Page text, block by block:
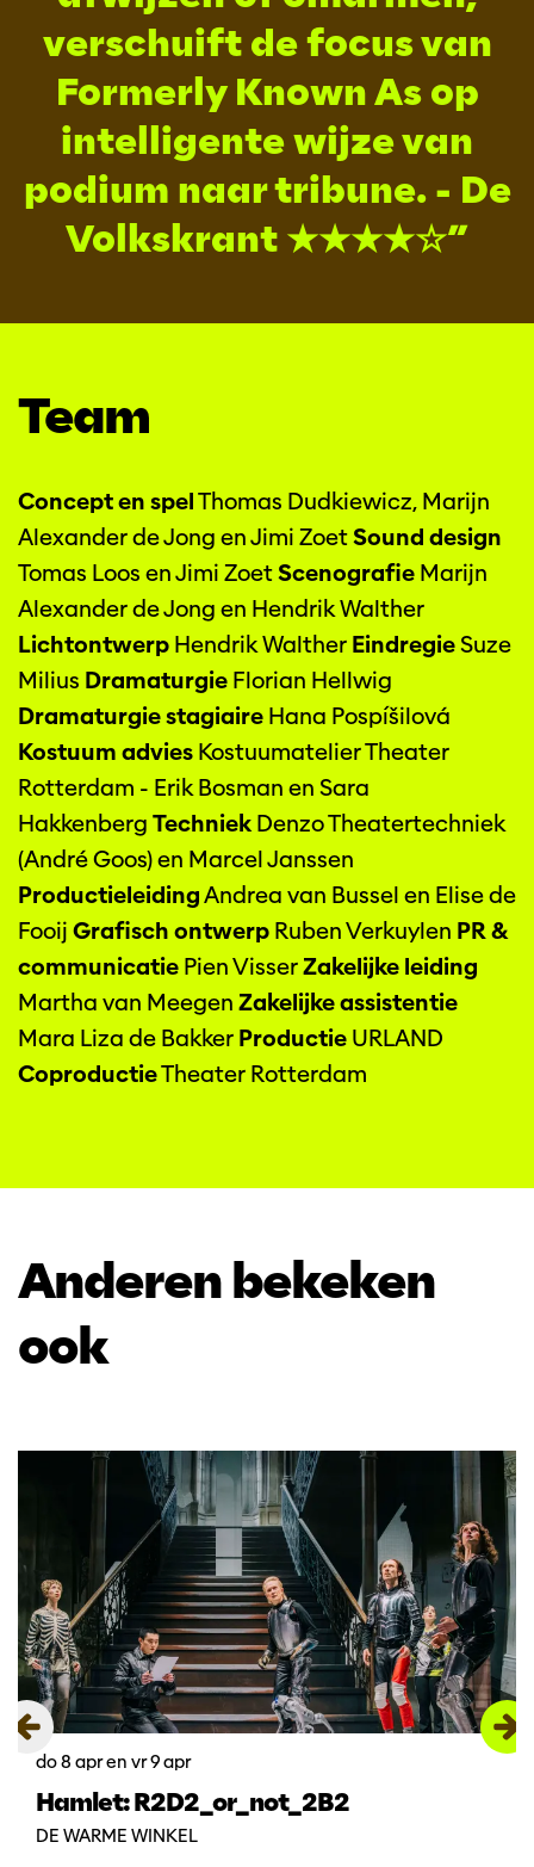
verschuift de focus van
Formerly Known As op
intelligente wijze van
podium naar tribune. - De
Volkskrant ★★★★☆
Team
Concept en spelThomas Dudkiewicz, Marijn
Alexander de Jong en Jimi ZoetSound design
Tomas Loos en Jimi ZoetScenografie Marijn
Alexander de Jong en Hendrik Walther
Lichtontwerp Hendrik Walther EindregieSuze
Milius Dramaturgie Florian Hellwig
Dramaturgie stagiaire Hana Pospíšilová
Kostuum advies Kostuumatelier Theater
Rotterdam - Erik Bosman en Sara
Hakkenberg TechniekDenzo Theatertechniek
(André Goos) en Marcel Janssen
ProductieleidingAndrea van Bussel en Elise de
Fooij Grafisch ontwerp Ruben Verkuylen PR &
communicatie Pien VisserZakelijke leiding
Martha van Meegen Zakelijke assistentie
Mara Liza de Bakker Productie URLAND
CoproductieTheater Rotterdam
Anderen bekeken
ook
Hamlet: R2D2_or_not_2B2
DE WARME WINKEL
do 8 apren vr 9 apr